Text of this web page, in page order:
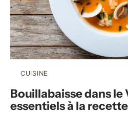
CUISINE
Bouillabaisse dans le
essentiels à la